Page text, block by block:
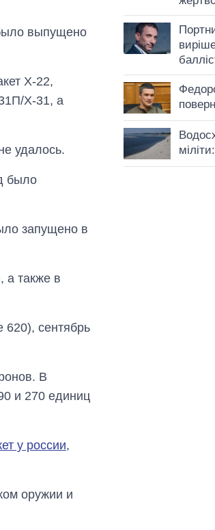
выпущено
Х-22,
Х-31, а
удалось.
было
запущено в
а также в
сентябрь
В
и 270 единиц
у россии,
оружии и